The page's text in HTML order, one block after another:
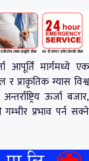
आपूर्ति मार्गमध्ये एक
प्राकृतिक ग्यास विश्व
ऊर्जा बजार,
गम्भीर प्रभाव पर्न सक्ने